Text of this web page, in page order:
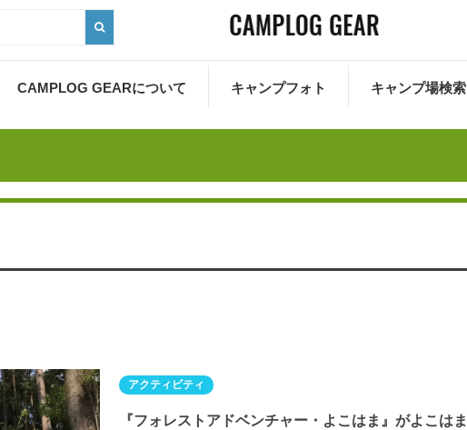
CAMPLOG GEARについて キャンプフォト キャンプ場検索
アクティビティ
『フォレストアドベンチャー・よこはま』がよこはま